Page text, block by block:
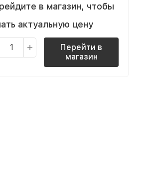
в магазин, чтобы
актуальную цену
Перейти в
магазин